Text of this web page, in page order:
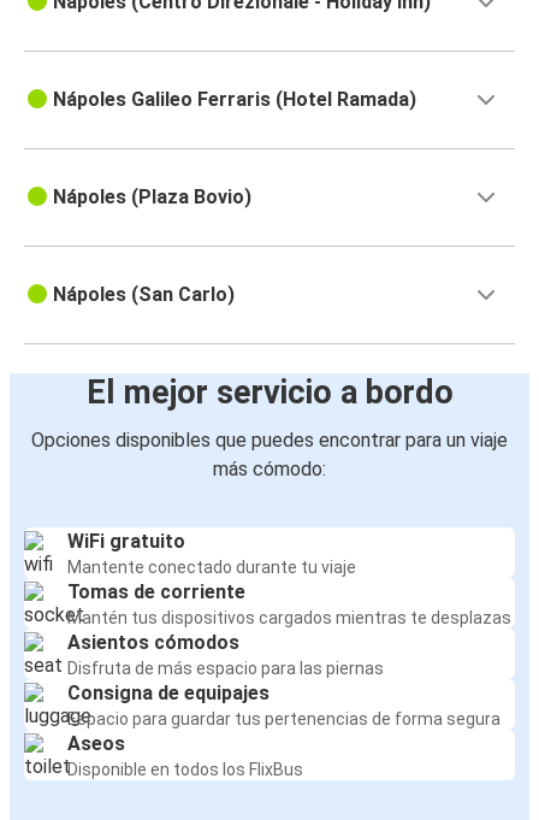
Nápoles Galileo Ferraris (Hotel Ramada)
Nápoles (Plaza Bovio)
Nápoles (San Carlo)
El mejor servicio a bordo
Opciones disponibles que puedes encontrar para un viaje
más cómodo:
WiFi gratuito
Mantente conectado durante tu viaje
Tomas de corriente
Mantén tus dispositivos cargados mientras te desplazas
Asientos cómodos
Disfruta de más espacio para las piernas
Consigna de equipajes
Espacio para guardar tus pertenencias de forma segura
Aseos
Disponible en todos los FlixBus